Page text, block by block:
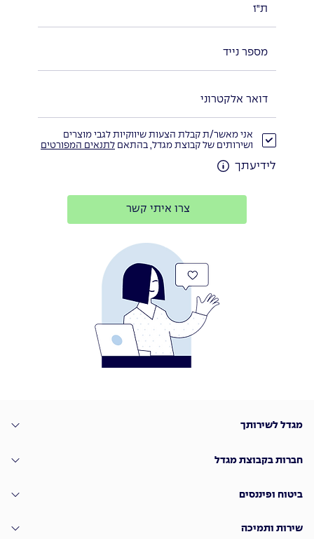
אני מאשר/ת קבלת הצעות שיווקיות לגבי מוצרים
ושירותים של קבוצת מגדל, בהתאם לתנאים המפורטים
לידיעתך
צרו איתי קשר
מגדל לשירותך
חברות בקבוצת מגדל
ביטוח ופיננסים
שירות ותמיכה